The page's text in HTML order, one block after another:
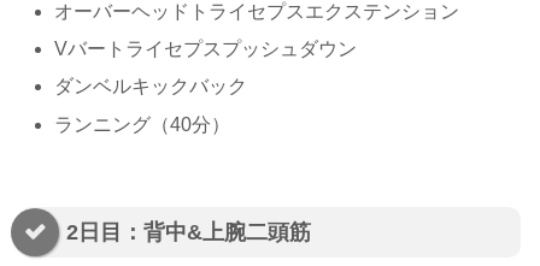
オーバーヘッドトライセプスエクステンション
Vバートライセプスプッシュダウン
ダンベルキックバック
ランニング（40分）
2日目：背中&上腕二頭筋